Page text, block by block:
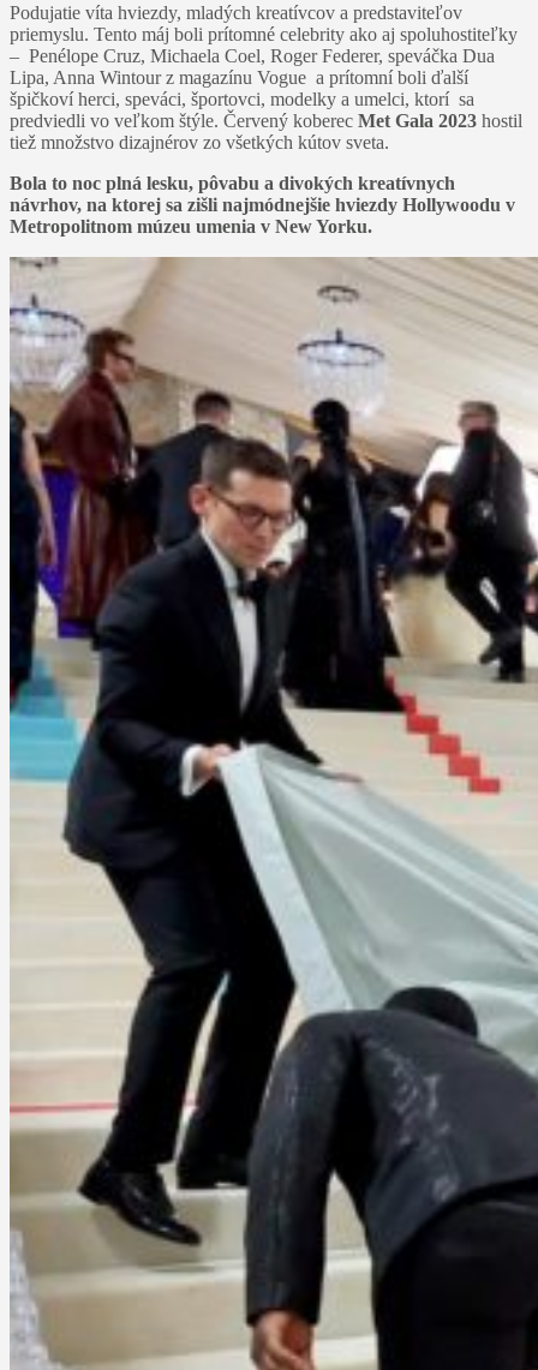
Podujatie víta hviezdy, mladých kreatívcov a predstaviteľov
priemyslu. Tento máj boli prítomné celebrity ako aj spoluhostiteľky
– Penélope Cruz, Michaela Coel, Roger Federer, speváčka Dua
Lipa, Anna Wintour z magazínu Vogue a prítomní boli ďalší
špičkoví herci, speváci, športovci, modelky a umelci, ktorí sa
predviedli vo veľkom štýle. Červený koberec Met Gala 2023 hostil
tiež množstvo dizajnérov zo všetkých kútov sveta.
Bola to noc plná lesku, pôvabu a divokých kreatívnych
návrhov, na ktorej sa zišli najmódnejšie hviezdy Hollywoodu v
Metropolitnom múzeu umenia v New Yorku.